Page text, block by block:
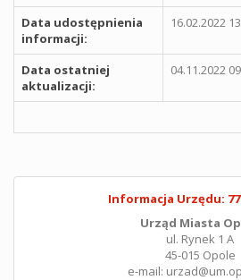
Data udostępnienia
informacji:
16.02.2022
Data ostatniej
aktualizacji:
04.11.2022
Informacja Urzędu: 77
Urząd Miasta
ul. Rynek 1 A
45-015 Opole
e-mail: